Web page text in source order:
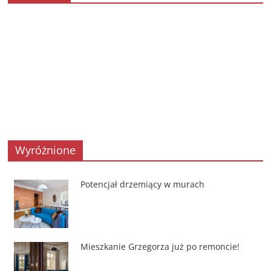
Wyróżnione
Potencjał drzemiący w murach
Mieszkanie Grzegorza już po remoncie!